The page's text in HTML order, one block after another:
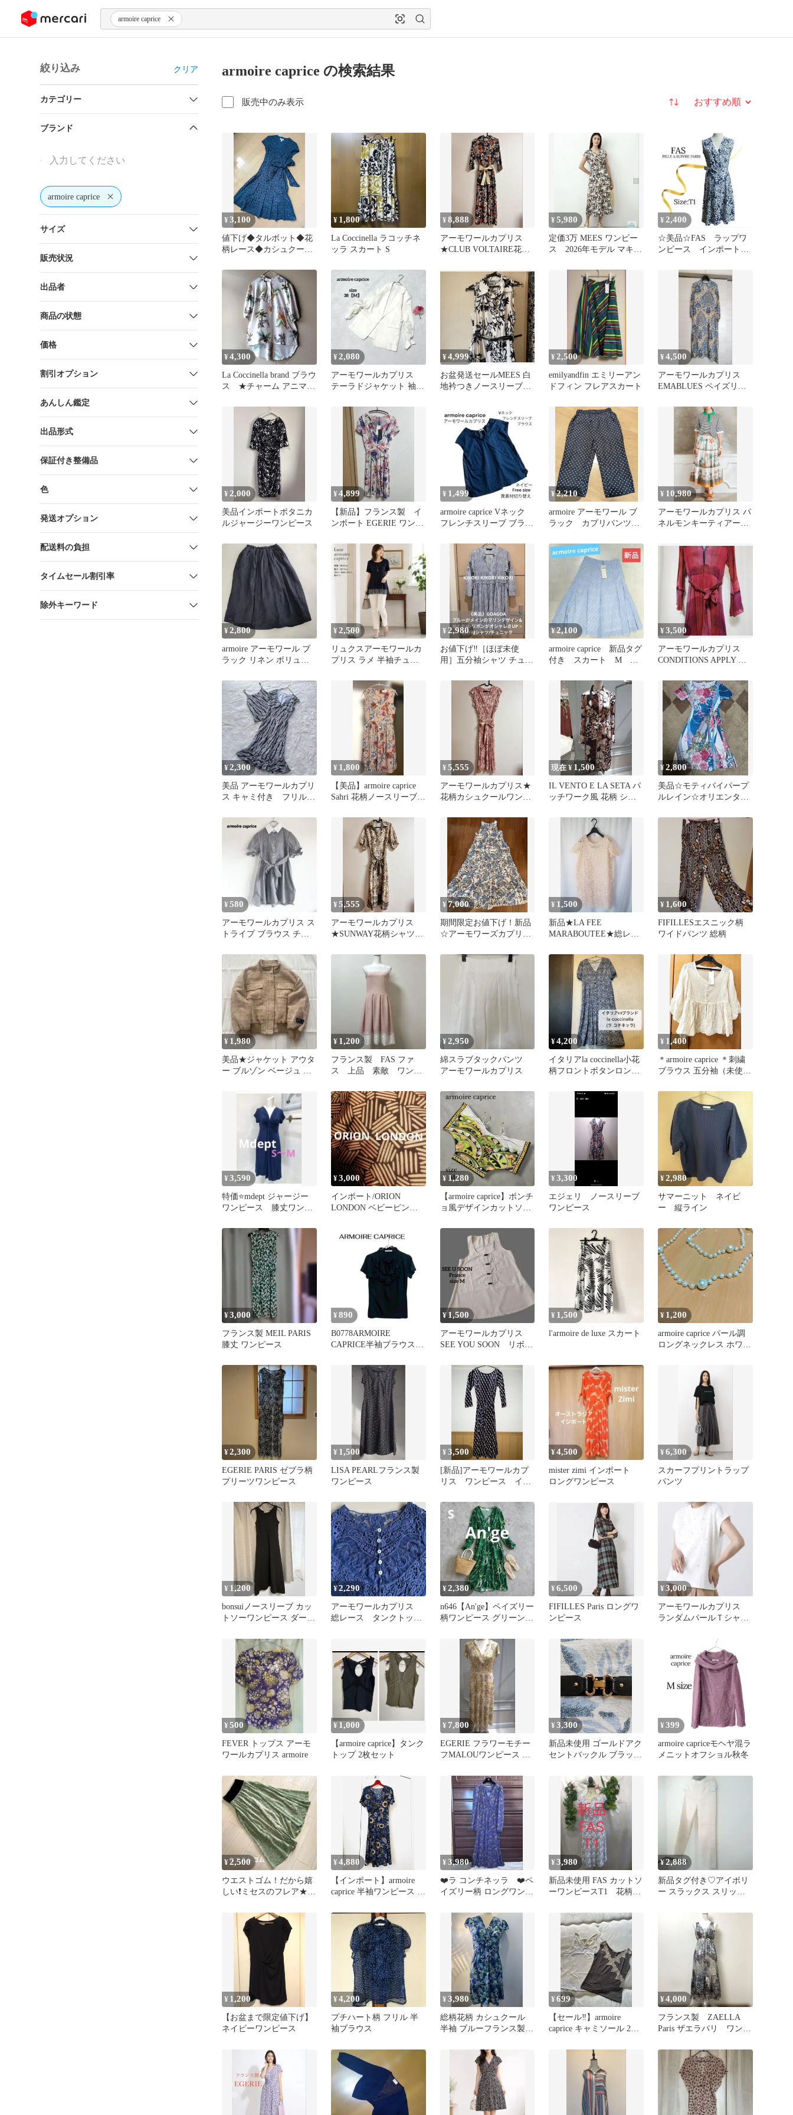
ツにスキップ armoire caprice
絞り込み クリア
カテゴリー
ブランド
armoire caprice
サイズ
販売状況
出品者
商品の状態
価格
割引オプション
あんしん鑑定
出品形式
保証付き整備品
色
発送オプション
配送料の負担
タイムセール割引率
除外キーワード
armoire caprice の検索結果
販売中のみ表示 並び替え
¥3,100
値下げ◆タルボット◆花
柄レース◆カシュクール
スリーブ
¥ 1,800
La Coccinella ラコッチネ
ッラ スカート S
¥8,888
アーモワールカプリス
★CLUB VOLTAIRE花柄
¥5,980
定価3万 MEES ワンピー
ス 2026年モデル マキシ
¥ 2,400
☆美品☆FAS ラップワ
ンピース インポート
¥4,300
La Coccinella brand ブラウ
ス ★チャーム アニマル
¥2,080
アーモワールカプリス
テーラドジャケット 袖く
レッチ
¥4,999
お盆発送セールMEES 白
地衿つきノースリーブワ
¥ 2,500
emilyandfin エミリーアン
ドフィン フレアスカート
¥4,500
アーモワールカプリス
EMABLUES ペイズリー
¥ 2,000
美品インポートボタニカ
ルジャージーワンピース
¥4,899
【新品】フランス製 イ
ンポート EGERIE ワンピ
¥ 1,499
armoire caprice Vネック
フレンチスリーブ ブラウ
¥2,210
armoire アーモワール ブ
ラック カプリパンツ
¥ 10,980
アーモワールカプリス パ
ネルモンキーティアード
グ付き
¥2,800
armoire アーモワール ブ
ラック リネン ボリュー
¥2,500
リュクスアーモワールカ
プリス ラメ 半袖チュニ
¥ 2,980
お値下げ‼️［ほぼ未使
用］五分袖シャツ チュニ
デザイン
¥2,100
armoire caprice 新品タグ
付き スカート M 水
¥3,500
アーモワールカプリス
CONDITIONS APPLY ワ
¥2,300
美品 アーモワールカプリ
ス キャミ付き フリルワ
¥ 1,800
【美品】armoire caprice
Sahri 花柄ノースリーブワ
¥5,555
アーモワールカプリス★
花柄カシュクールワンピ
現在 ¥ 1,500
IL VENTO E LA SETA パ
ッチワーク風 花柄 シャ
¥2,800
美品☆モティバイパープ
ルレイン☆オリエンタル
¥ 580
アーモワールカプリス ス
トライプ ブラウス チュ
襟 M
¥5,555
アーモワールカプリス
★SUNWAY花柄シャツワ
¥7,000
期間限定お値下げ！新品
☆アーモワーズカプリス
¥ 1,500
新品★LA FEE
MARABOUTEE★総レー
¥ 1,600
FIFILLESエスニック柄
ワイドパンツ 総柄
¥ 1,980
美品★ジャケット アウタ
ー ブルゾン ベージュ ゴ
¥ 1,200
フランス製 FAS ファ
ス 上品 素敵 ワンピ
¥2,950
綿スラブタックパンツ
アーモワールカプリス
¥4,200
イタリアla coccinella小花
柄フロントボタンロング
¥ 1,400
＊armoire caprice ＊刺繍
ブラウス 五分袖（未使
¥3,590
特価⭐️mdept ジャージー
ワンピース 膝丈ワンピ
ー
¥3,000
インポート/ORION
LONDON ベビーピンク✕
¥ 1,280
【armoire caprice】ポンチ
ョ風デザインカットソ
¥3,300
エジェリ ノースリーブ
ワンピース
¥2,980
サマーニット ネイビ
ー 縦ライン
¥3,000
フランス製 MEIL PARIS
膝丈 ワンピース
¥ 890
B0778ARMOIRE
CAPRICE半袖ブラウスフ
¥1,500
アーモワールカプリス
SEE YOU SOON リボン
ウス
¥ 1,500
l'armoire de luxe スカート
¥ 1,200
armoire caprice パール調
ロングネックレス ホワイ
¥2,300
EGERIE PARIS ゼブラ柄
プリーツワンピース
¥ 1,500
LISA PEARLフランス製
ワンピース
¥3,500
[新品]アーモワールカプ
リス ワンピース イン
¥4,500
mister zimi インポート
ロングワンピース
¥6,300
スカーフプリントラップ
パンツ
¥ 1,200
bonsuiノースリーブ カッ
トソーワンピース ダーク
¥2,290
アーモワールカプリス
総レース タンクトッ
¥2,380
n646【An'ge】ペイズリー
柄ワンピース グリーン系
¥6,500
FIFILLES Paris ロングワ
ンピース
¥3,000
アーモワールカプリス
ランダムパールＴシャ
¥500
FEVER トップス アーモ
ワールカプリス armoire
¥ 1,000
【armoire caprice】タンク
トップ 2枚セット
¥ 7,800
EGERIE フラワーモチー
フMALOUワンピース 美
¥3,300
新品未使用 ゴールドアク
セントバックル ブラック
¥ 399
armoire capriceモヘヤ混ラ
メニットオフショル秋冬
¥2,500
ウエストゴム！だから嬉
しい❗️ミセスのフレア★歩
フォン素材
¥4,880
【インポート】armoire
caprice 半袖ワンピース ネ
¥3,980
❤️ラ コンチネッラ ❤️ペ
イズリー柄 ロングワンピ
¥3,980
新品未使用 FAS カットソ
ーワンピースT1 花柄刺
¥2,888
新品タグ付き♡アイボリ
ー スラックス スリット
¥ 1,200
【お盆まで限定値下げ】
ネイビーワンピース
¥4,200
プチハート柄 フリル 半
袖ブラウス
¥3,980
総柄花柄 カシュクール
半袖 ブルーフランス製ジ
¥699
【セール‼️】armoire
caprice キャミソール 2枚
¥4,000
フランス製 ZAELLA
Paris ザエラパリ ワンピ